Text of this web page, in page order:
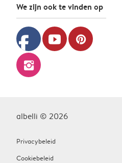
We zijn ook te vinden op
facebook youtube pinterest
instagram
albelli © 2026
Privacybeleid
Cookiebeleid